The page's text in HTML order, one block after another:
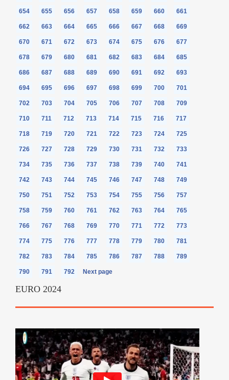
654 655 656 657 658 659 660 661
662 663 664 665 666 667 668 669
670 671 672 673 674 675 676 677
678 679 680 681 682 683 684 685
686 687 688 689 690 691 692 693
694 695 696 697 698 699 700 701
702 703 704 705 706 707 708 709
710 711 712 713 714 715 716 717
718 719 720 721 722 723 724 725
726 727 728 729 730 731 732 733
734 735 736 737 738 739 740 741
742 743 744 745 746 747 748 749
750 751 752 753 754 755 756 757
758 759 760 761 762 763 764 765
766 767 768 769 770 771 772 773
774 775 776 777 778 779 780 781
782 783 784 785 786 787 788 789
790 791 792 Next page
EURO 2024